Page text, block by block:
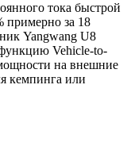
тока быстрой
примерно за 18
Yangwang U8
функцию Vehicle-to-
на внешние
кемпинга или